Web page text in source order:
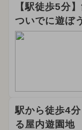
【駅徒歩5分
ついでに遊ぼ
駅から徒歩4
る屋内遊園地